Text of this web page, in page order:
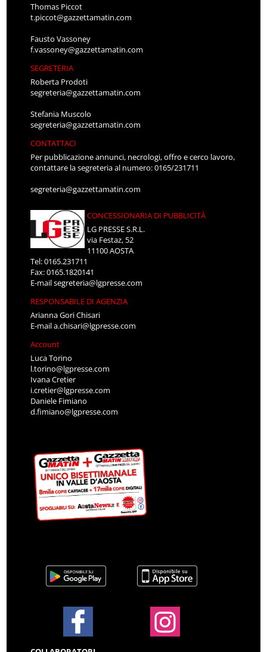
Thomas Piccot
t.piccot@gazzettamatin.com
Fausto Vassoney
f.vassoney@gazzettamatin.com
SEGRETERIA
Roberta Prodoti
segreteria@gazzettamatin.com
Stefania Muscolo
segreteria@gazzettamatin.com
CONTATTACI
Per pubblicazione annunci, necrologi, offro e cerco lavoro,
contattare la segreteria al numero: 0165/231711
segreteria@gazzettamatin.com
CONCESSIONARIA DI PUBBLICITÀ
LG PRESSE S.R.L.
via Festaz, 52
11100 AOSTA
Tel: 0165.231711
Fax: 0165.1820141
E-mailsegreteria@lgpresse.com
RESPONSABILE DI AGENZIA
Arianna Gori Chisari
E-maila.chisari@lgpresse.com
Account
Luca Torino
l.torino@lgpresse.com
Ivana Cretier
i.cretier@lgpresse.com
Daniele Fimiano
d.fimiano@lgpresse.com